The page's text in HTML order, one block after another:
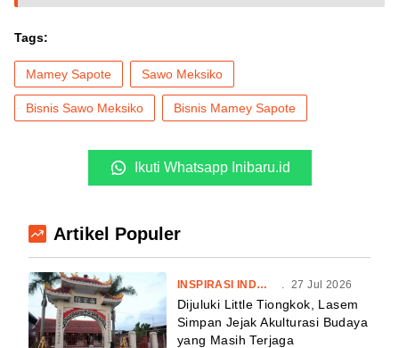
Tags:
Mamey Sapote Sawo Meksiko
Bisnis Sawo Meksiko Bisnis Mamey Sapote
Ikuti Whatsapp Inibaru.id
Artikel Populer
INSPIRASI INDONESIA 27 Jul 2026
Dijuluki Little Tiongkok, Lasem
Simpan Jejak Akulturasi Budaya
yang Masih Terjaga